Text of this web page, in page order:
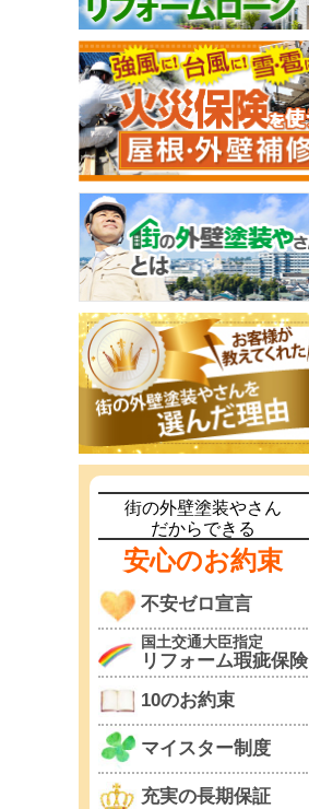
街の外壁塗装やさん
だからできる
安心のお約束
不安ゼロ宣言
国土交通大臣指定
リフォーム瑕疵保険
10のお約束
マイスター制度
充実の長期保証